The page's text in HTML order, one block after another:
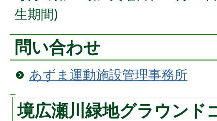
生期間)
問い合わせ
あずま運動施設管理事務所
境広瀬川緑地グラウンド